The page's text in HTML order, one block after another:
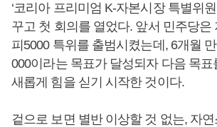
‘코리아 프리미엄 K-자본시장 특별위
꾸고 첫 회의를 열었다. 앞서 민주당은
피5000 특위를 출범시켰는데, 6개월
000이라는 목표가 달성되자 다음 목
새롭게 힘을 싣기 시작한 것이다.
겉으로 보면 별반 이상할 것 없는, 자